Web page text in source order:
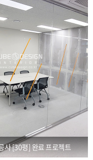
사 [30평] 완료 프로젝트